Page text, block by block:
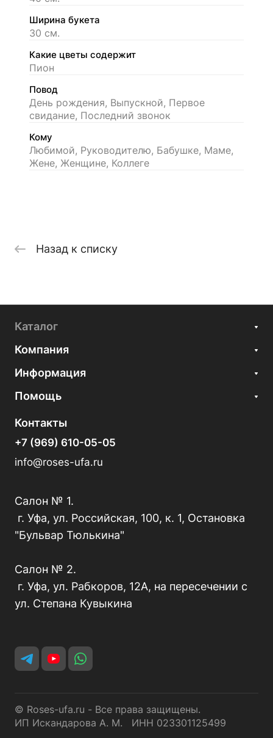
Ширина букета
30 см.
Какие цветы содержит
Пион
Повод
День рождения, Выпускной, Первое
свидание, Последний звонок
Кому
Любимой, Руководителю, Бабушке, Маме,
Жене, Женщине, Коллеге
Назад к списку
Каталог
Компания
Информация
Помощь
Контакты
+7 (969) 610-05-05
info@roses-ufa.ru
Салон № 1.
г. Уфа, ул. Российская, 100, к. 1, Остановка
"Бульвар Тюлькина"
Салон № 2.
г. Уфа, ул. Рабкоров, 12А, на пересечении с
ул. Степана Кувыкина
© Roses-ufa.ru - Все права защищены.
ИП Искандарова А. М. ИНН 023301125499